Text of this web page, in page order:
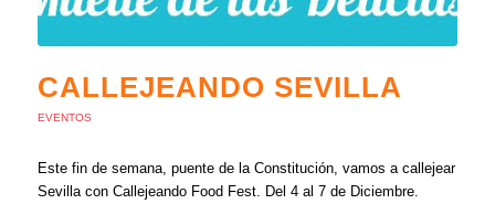
CALLEJEANDO SEVILLA
EVENTOS
Este fin de semana, puente de la Constitución, vamos a callejear
Sevilla con Callejeando Food Fest. Del 4 al 7 de Diciembre.